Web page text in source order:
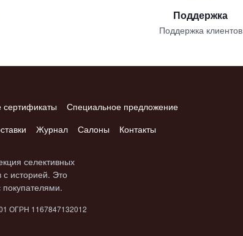
Поддержка
Поддержка клиентов
Специальное предложение
Журнал Салоны Контакты
селективных
историей. Это
ОГРН 1167847​132012